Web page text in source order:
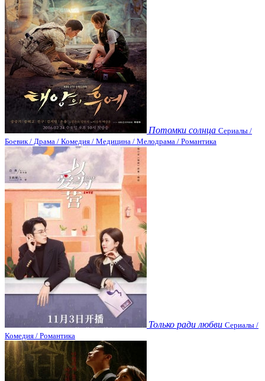
Потомки солнца Сериалы /
Боевик / Драма / Комедия / Медицина / Мелодрама / Романтика
Только ради любви Сериалы /
Комедия / Романтика